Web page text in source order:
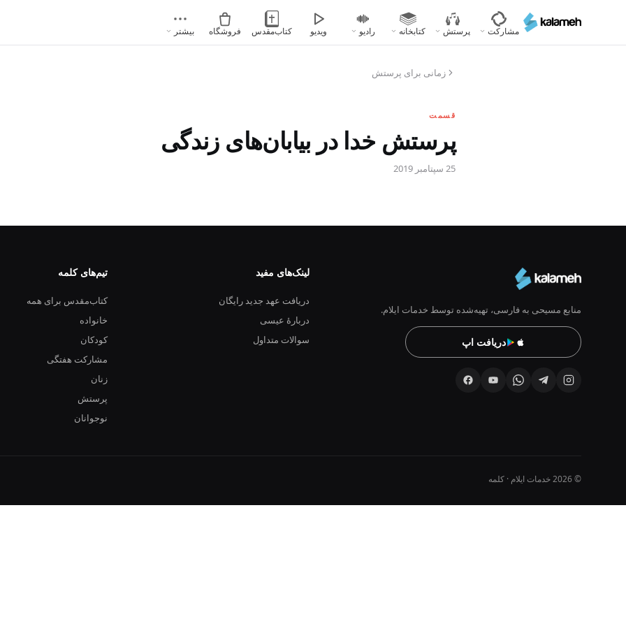
محتوای
مشارکت پرستش کتابخانه رادیو ویدیو کتاب‌مقدس فروشگاه بیشتر
زمانی برای پرستش
قسمت
پرستش خدا در بیابان‌های زندگی
25 سپتامبر 2019
منابع مسیحی به فارسی، تهیه‌شده توسط خدمات ایلام.
دریافت اپ
لینک‌های مفید
دریافت عهد جدید رایگان
دربارهٔ عیسی
سوالات متداول
تیم‌های کلمه
کتاب‌مقدس برای همه
خانواده
کودکان
مشارکت هفتگی
زنان
پرستش
نوجوانان
© 2026 خدمات ایلام · کلمه